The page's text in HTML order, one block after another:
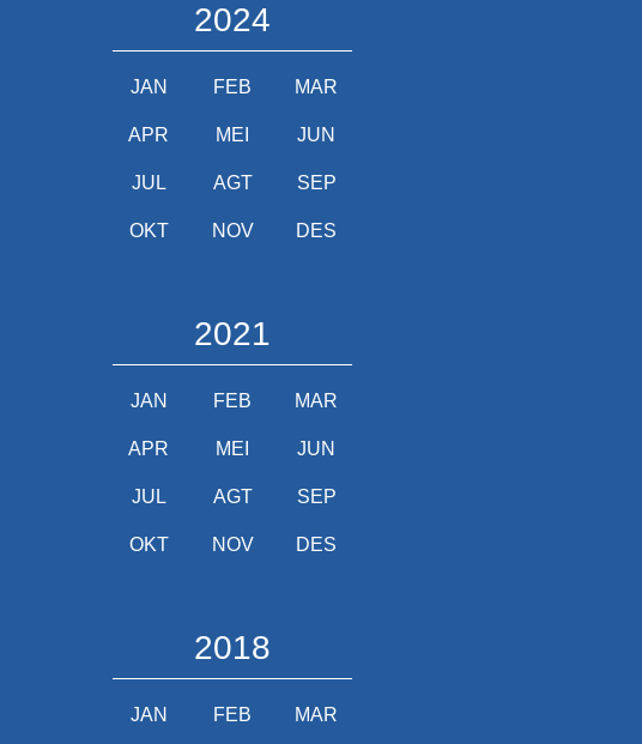
2024
JAN FEB MAR
APR MEI JUN
JUL AGT SEP
OKT NOV DES
2021
JAN FEB MAR
APR MEI JUN
JUL AGT SEP
OKT NOV DES
2018
JAN FEB MAR